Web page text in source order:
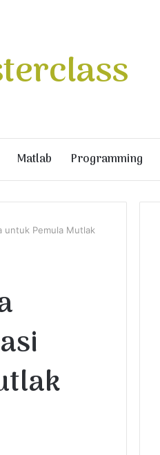
Matlab Programming
untuk Pemula Mutlak